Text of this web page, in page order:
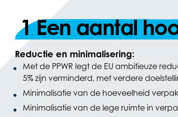
1 Een aantal
Reductie en minimalisering:
Met de PPWR legt de EU ambitieuze
5% zijn verminderd, met verdere
Minimalisatie van de hoeveelheid
Minimalisatie van de lege ruimte in